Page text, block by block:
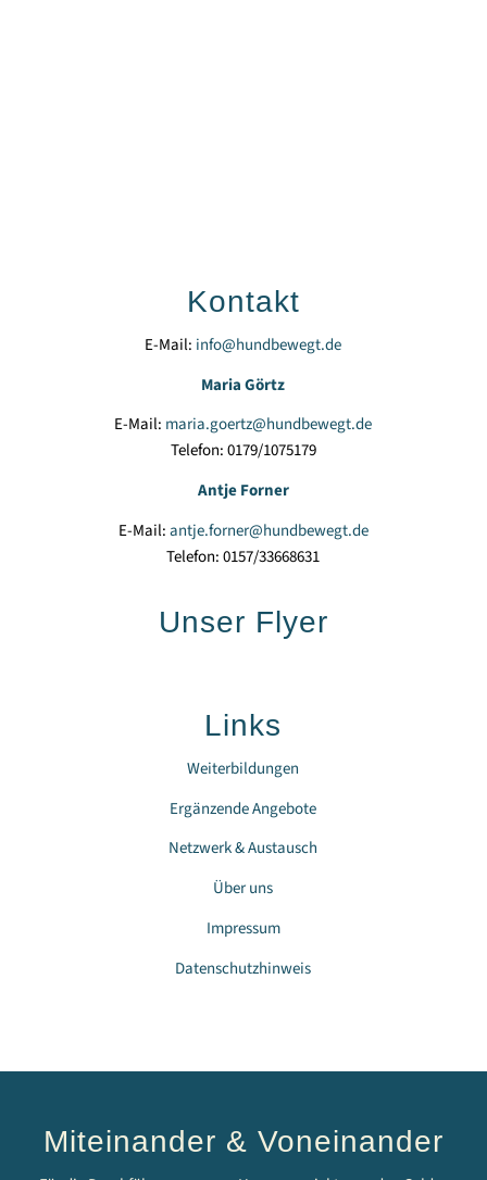
Kontakt
E-Mail: info@hundbewegt.de
Maria Görtz
E-Mail: maria.goertz@hundbewegt.de
Telefon: 0179/1075179
Antje Forner
E-Mail:antje.forner@hundbewegt.de
Telefon: 0157/33668631
Unser Flyer
Links
Weiterbildungen
Ergänzende Angebote
Netzwerk & Austausch
Über uns
Impressum
Datenschutzhinweis
Miteinander & Voneinander